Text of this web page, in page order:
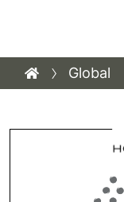
Global